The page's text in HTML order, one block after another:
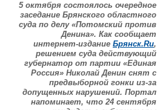
5 октября состоялось очередное
заседание Брянского областного
суда по делу «Потомский против
Денина». Как сообщает
интернет-издание Брянск.Ru,
решением суда действующий
губернатор от партии «Единая
Россия» Николай Денин снят с
предвыборной гонки из-за
допущенных нарушений. Портал
напоминает, что 24 сентября